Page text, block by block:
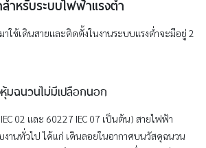
ใช้เดินสายและติดตั้งในงานระบบแรงต่ำจะมีอยู่ 2
มฉนวนไม่มีเปลือกนอก
02 และ 60227 IEC 07 เป็นต้น) สายไฟฟ้า
งานทั่วไป ได้แก่ เดินลอยในอากาศบนวัสดุฉนวน